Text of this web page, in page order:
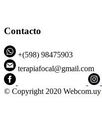
Contacto
+(598) 98475903
terapiafocal@gmail.com
© Copyright 2020 Webcom.uy